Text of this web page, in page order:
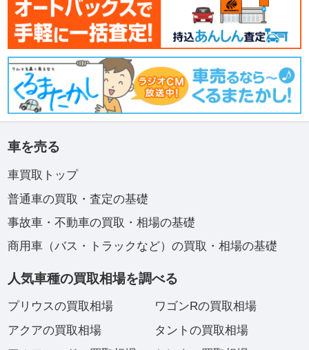
車を売る
車買取トップ
普通車の買取・査定の基礎
事故車・不動車の買取・相場の基礎
商用車（バス・トラックなど）の買取・相場の基礎
人気車種の買取相場を調べる
プリウスの買取相場
アクアの買取相場
ワゴンRの買取相場
タントの買取相場